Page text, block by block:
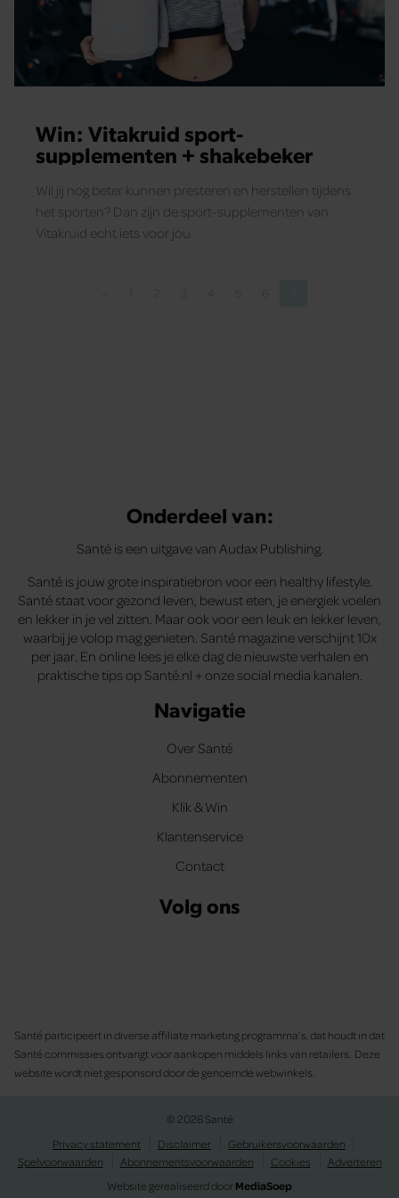
Win: Vitakruid sport-
supplementen + shakebeker
Wil jij nog beter kunnen presteren en herstellen tijdens
het sporten? Dan zijn de sport-supplementen van
Vitakruid echt iets voor jou.
Onderdeel van:
Santé is een uitgave van Audax Publishing.
Santé is jouw grote inspiratiebron voor een healthy lifestyle.
Santé staat voor gezond leven, bewust eten, je energiek voelen
en lekker in je vel zitten. Maar ook voor een leuk en lekker leven,
waarbij je volop mag genieten. Santé magazine verschijnt 10x
per jaar. En online lees je elke dag de nieuwste verhalen en
praktische tips op Santé.nl + onze social media kanalen.
Navigatie
Over Santé
Abonnementen
Klik & Win
Klantenservice
Contact
Volg ons
Santé participeert in diverse affiliate marketing programma’s, dat houdt in dat
Santé commissies ontvangt voor aankopen middels links van retailers. Deze
website wordt niet gesponsord door de genoemde webwinkels.
© 2026 Santé
Privacy statement
Disclaimer
Gebruikersvoorwaarden
Spelvoorwaarden
Abonnementsvoorwaarden Cookies
Adverteren
Website gerealiseerd doorMediaSoep